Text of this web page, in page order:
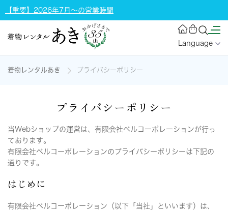
【重要】2026年7月～の営業時間
Language
着物レンタルあき プライバシーポリシー
プライバシーポリシー
当Webショップの運営は、有限会社ベルコーポレーションが行っ
ております。
有限会社ベルコーポレーションのプライバシーポリシーは下記の
通りです。
はじめに
有限会社ベルコーポレーション（以下「当社」といいます）は、